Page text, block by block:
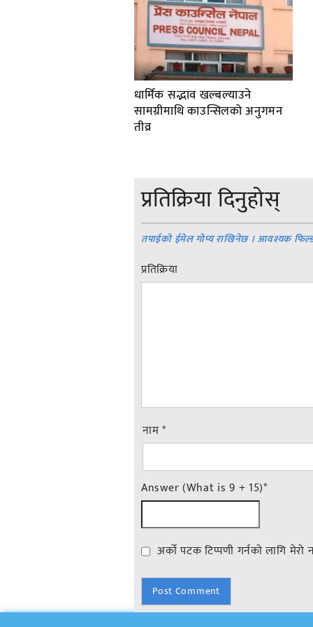
धार्मिक सद्भाव खल्बल्याउने
सामग्रीमाथि काउन्सिलको अनुगमन
तीव्र
प्रतिक्रिया दिनुहोस्
तपाईको ईमेल गोप्य राखिनेछ । आवश्यक
प्रतिक्रिया
नाम*
Answer (What is 9 + 15)*
अर्को पटक टिप्पणी गर्नको लागि